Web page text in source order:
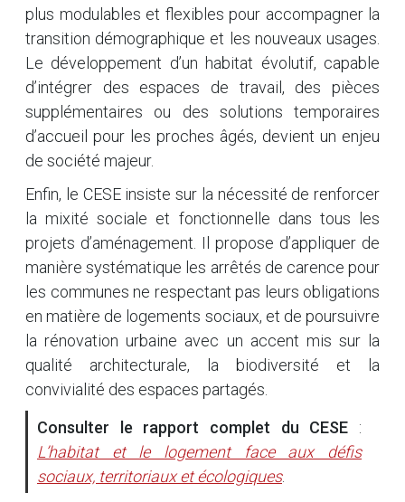
plus modulables et flexibles pour accompagner la
transition démographique et les nouveaux usages.
Le développement d’un habitat évolutif, capable
d’intégrer des espaces de travail, des pièces
supplémentaires ou des solutions temporaires
d’accueil pour les proches âgés, devient un enjeu
de société majeur.
Enfin, le CESE insiste sur la nécessité de renforcer
la mixité sociale et fonctionnelle dans tous les
projets d’aménagement. Il propose d’appliquer de
manière systématique les arrêtés de carence pour
les communes ne respectant pas leurs obligations
en matière de logements sociaux, et de poursuivre
la rénovation urbaine avec un accent mis sur la
qualité architecturale, la biodiversité et la
convivialité des espaces partagés.
Consulter le rapport complet du CESE :
L’habitat et le logement face aux défis
sociaux, territoriaux et écologiques.